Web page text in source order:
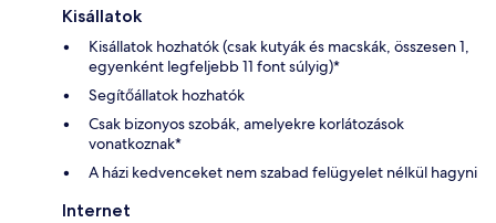
Kisállatok
Kisállatok hozhatók (csak kutyák és macskák, összesen 1,
egyenként legfeljebb 11 font súlyig)*
Segítőállatok hozhatók
Csak bizonyos szobák, amelyekre korlátozások
vonatkoznak*
A házi kedvenceket nem szabad felügyelet nélkül hagyni
Internet